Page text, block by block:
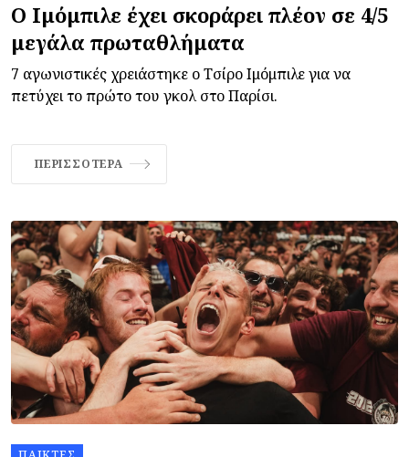
Ο Ιμόμπιλε έχει σκοράρει πλέον σε 4/5
μεγάλα πρωταθλήματα
7 αγωνιστικές χρειάστηκε ο Τσίρο Ιμόμπιλε για να
πετύχει το πρώτο του γκολ στο Παρίσι.
ΠΕΡΙΣΣΌΤΕΡΑ